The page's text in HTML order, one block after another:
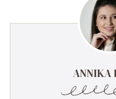
ANNIKA